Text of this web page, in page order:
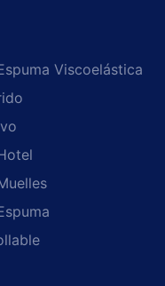
Viscoelástica